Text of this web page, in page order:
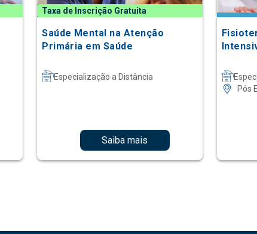
Taxa de Inscrição Gratuita
Saúde Mental na Atenção
Primária em Saúde
Especialização a Distância
Saiba mais
Pós